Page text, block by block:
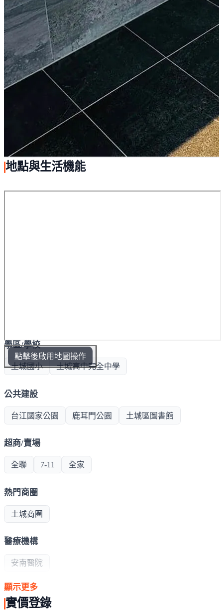
地點與生活機能
點擊後啟用地圖操作
學區/學校
土城國小 土城高中完全中學
公共建設
台江國家公園 鹿耳門公園 土城區圖書館
超商/賣場
全聯 7-11 全家
熱門商圈
土城商圈
醫療機構
安南醫院
政府機構
顯示更多
實價登錄